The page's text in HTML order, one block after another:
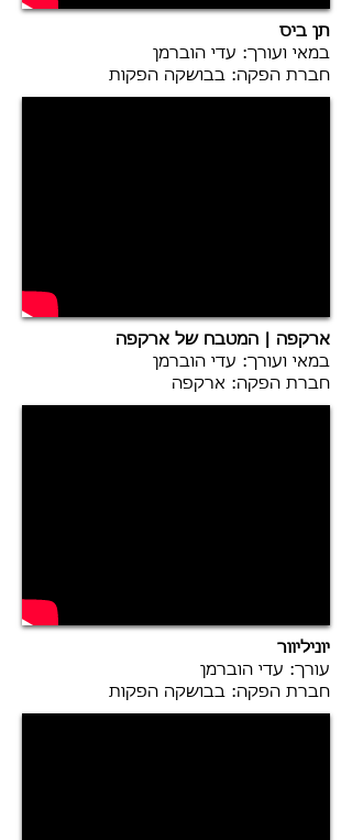
תן ביס
במאי ועורך: עדי הוברמן
חברת הפקה: בבושקה הפקות
ארקפה | המטבח של ארקפה
במאי ועורך: עדי הוברמן
חברת הפקה: ארקפה
יוניליוור
עורך: עדי הוברמן
חברת הפקה: בבושקה הפקות